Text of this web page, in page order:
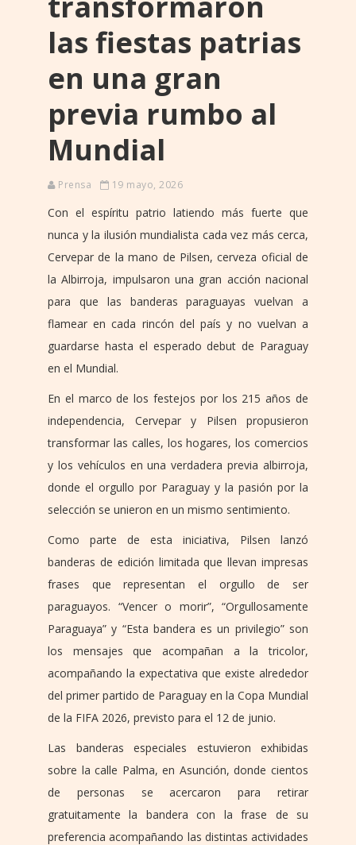
las fiestas patrias
en una gran
previa rumbo al
Mundial
Prensa 19 mayo, 2026
Con el espíritu patrio latiendo más fuerte que
nunca y la ilusión mundialista cada vez más cerca,
Cervepar de la mano de Pilsen, cerveza oficial de
la Albirroja, impulsaron una gran acción nacional
para que las banderas paraguayas vuelvan a
flamear en cada rincón del país y no vuelvan a
guardarse hasta el esperado debut de Paraguay
en el Mundial.
En el marco de los festejos por los 215 años de
independencia, Cervepar y Pilsen propusieron
transformar las calles, los hogares, los comercios
y los vehículos en una verdadera previa albirroja,
donde el orgullo por Paraguay y la pasión por la
selección se unieron en un mismo sentimiento.
Como parte de esta iniciativa, Pilsen lanzó
banderas de edición limitada que llevan impresas
frases que representan el orgullo de ser
paraguayos. “Vencer o morir”, “Orgullosamente
Paraguaya” y “Esta bandera es un privilegio” son
los mensajes que acompañan a la tricolor,
acompañando la expectativa que existe alrededor
del primer partido de Paraguay en la Copa Mundial
de la FIFA 2026, previsto para el 12 de junio.
Las banderas especiales estuvieron exhibidas
sobre la calle Palma, en Asunción, donde cientos
de personas se acercaron para retirar
gratuitamente la bandera con la frase de su
preferencia acompañando las distintas actividades